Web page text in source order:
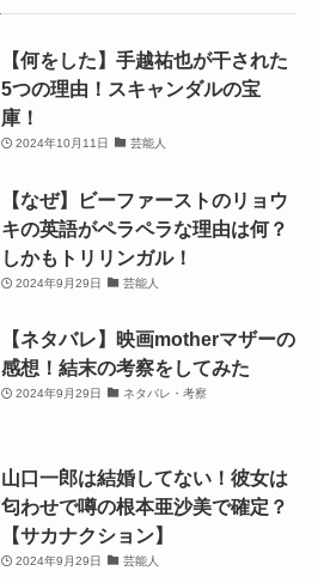
【何をした】手越祐也が干された
5つの理由！スキャンダルの宝
庫！
2024年10月11日 芸能人
【なぜ】ビーファーストのリョウ
キの英語がペラペラな理由は何？
しかもトリリンガル！
2024年9月29日 芸能人
【ネタバレ】映画motherマザーの
感想！結末の考察をしてみた
2024年9月29日 ネタバレ・考察
山口一郎は結婚してない！彼女は
匂わせで噂の根本亜沙美で確定？
【サカナクション】
2024年9月29日 芸能人